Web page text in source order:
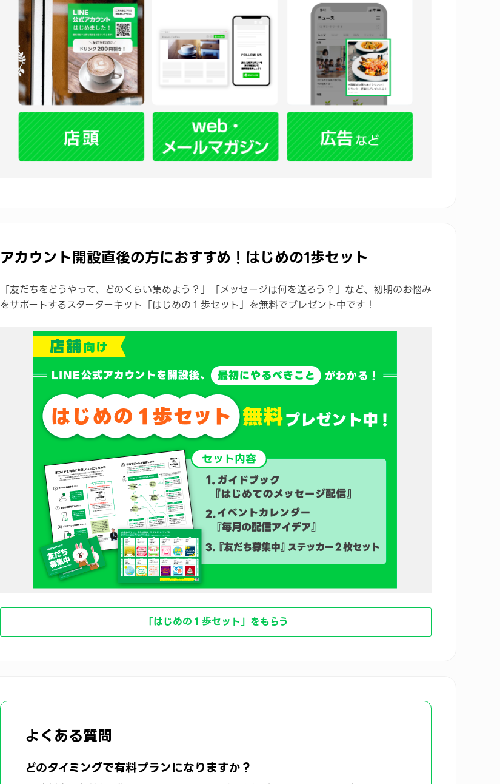
アカウント開設直後の方におすすめ！はじめの1歩セット
「友だちをどうやって、どのくらい集めよう？」「メッセージは何を送ろう？」など、初期のお悩み
をサポートするスターターキット「はじめの１歩セット」を無料でプレゼント中です！
「はじめの１歩セット」をもらう
よくある質問
どのタイミングで有料プランになりますか？